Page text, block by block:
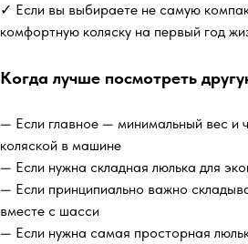
✓ Если вы выбираете не самую
комфортную коляску на первый год
Когда лучше посмотреть
— Если главное — минимальный вес и
коляской в машине
— Если нужна складная люлька для
— Если принципиально важно
вместе с шасси
— Если нужна самая просторная